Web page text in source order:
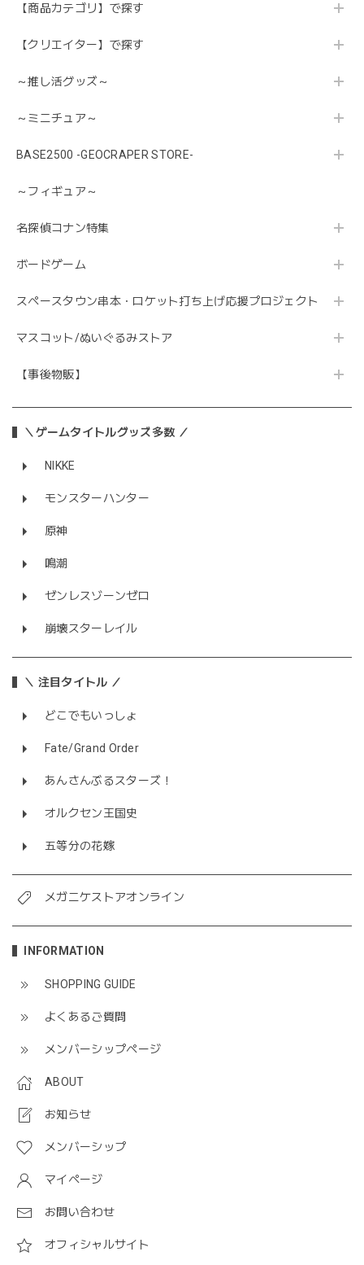
【商品カテゴリ】で探す
【クリエイター】で探す
～推し活グッズ～
～ミニチュア～
BASE2500 -GEOCRAPER STORE-
～フィギュア～
名探偵コナン特集
ボードゲーム
スペースタウン串本・ロケット打ち上げ応援プロジェクト
マスコット/ぬいぐるみストア
【事後物販】
＼ゲームタイトルグッズ多数 ／
NIKKE
モンスターハンター
原神
鳴潮
ゼンレスゾーンゼロ
崩壊スターレイル
＼ 注目タイトル ／
どこでもいっしょ
Fate/Grand Order
あんさんぶるスターズ！
オルクセン王国史
五等分の花嫁
メガニケストアオンライン
INFORMATION
SHOPPING GUIDE
よくあるご質問
メンバーシップページ
ABOUT
お知らせ
メンバーシップ
マイページ
お問い合わせ
オフィシャルサイト